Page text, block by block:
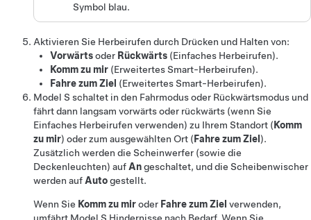
Symbol blau.
Aktivieren Sie Herbeirufen durch Drücken und Halten von:
Vorwärtsoder Rückwärts (Einfaches Herbeirufen).
Komm zu mir (Erweitertes Smart-Herbeirufen).
Fahre zum Ziel (Erweitertes Smart-Herbeirufen).
Model S schaltet in den Fahrmodus oder Rückwärtsmodus und
fährt dann langsam vorwärts oder rückwärts (wenn Sie
Einfaches Herbeirufen verwenden) zu Ihrem Standort ( Komm
zu mir) oder zum ausgewählten Ort ( Fahre zum Ziel ).
Zusätzlich werden die Scheinwerfer (sowie die
Deckenleuchten) aufAngeschaltet, und die Scheibenwischer
werden aufAutogestellt.
Wenn Sie Komm zu miroder Fahre zum Ziel verwenden,